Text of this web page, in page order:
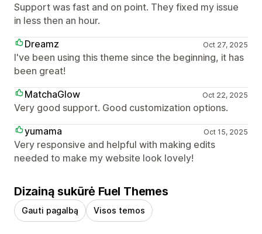
Support was fast and on point. They fixed my issue
in less then an hour.
Dreamz
Oct 27, 2025
I've been using this theme since the beginning, it has
been great!
MatchaGlow
Oct 22, 2025
Very good support. Good customization options.
yumama
Oct 15, 2025
Very responsive and helpful with making edits
needed to make my website look lovely!
Dizainą sukūrė Fuel Themes
Gauti pagalbą Visos temos